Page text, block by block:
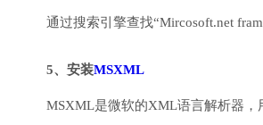
通过搜索引擎查找“Mircosoft.net
5、安装MSXML
MSXML是微软的XML语言解析器，